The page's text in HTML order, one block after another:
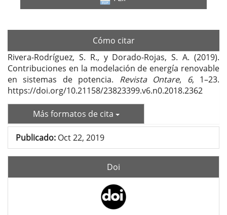
Cómo citar
Rivera-Rodríguez, S. R., y Dorado-Rojas, S. A. (2019).
Contribuciones en la modelación de energía renovable
en sistemas de potencia. Revista Ontare, 6, 1–23.
https://doi.org/10.21158/23823399.v6.n0.2018.2362
Más formatos de cita
Publicado: Oct 22, 2019
Doi